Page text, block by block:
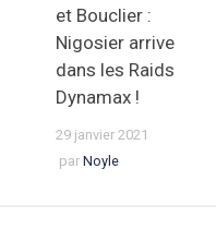
et Bouclier :
Nigosier arrive
dans les Raids
Dynamax !
29 janvier 2021
par Noyle